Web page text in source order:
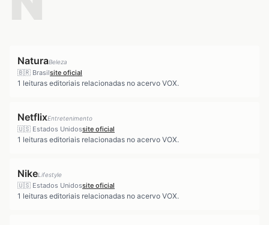
NaturaBeleza
🇧🇷 Brasilsite oficial
1 leituras editoriais relacionadas no acervo VOX.
NetflixEntretenimento
🇺🇸 Estados Unidossite oficial
1 leituras editoriais relacionadas no acervo VOX.
NikeLifestyle
🇺🇸 Estados Unidossite oficial
1 leituras editoriais relacionadas no acervo VOX.